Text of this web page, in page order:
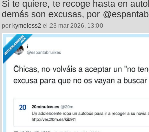
Si te quiere, te recoge hasta en
demás son excusas, por
por kymeloss2 el 23 mar 2026, 13:00